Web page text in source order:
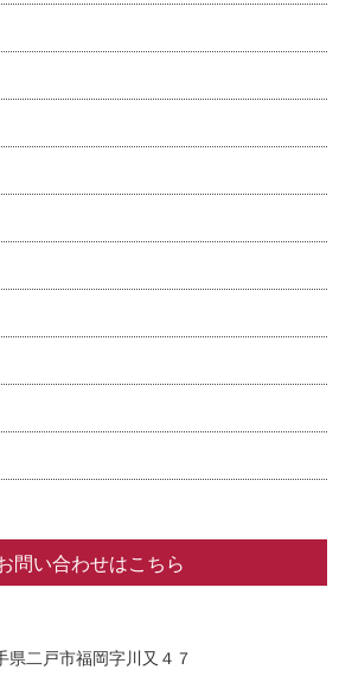
問い合わせはこちら
県二戸市福岡字川又４７